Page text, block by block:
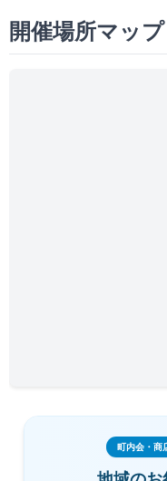
開催場所マップ
町内会・商